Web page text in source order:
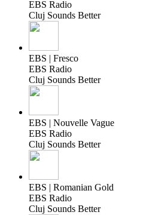
EBS Radio
Cluj Sounds Better
EBS | Fresco
EBS Radio
Cluj Sounds Better
EBS | Nouvelle Vague
EBS Radio
Cluj Sounds Better
EBS | Romanian Gold
EBS Radio
Cluj Sounds Better